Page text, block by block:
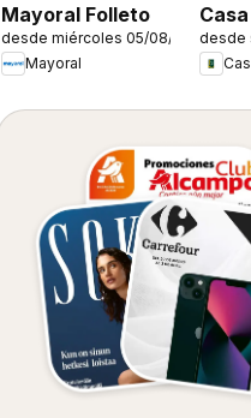
Mayoral Folleto
desde miércoles 05/08/2026
Mayoral
desde